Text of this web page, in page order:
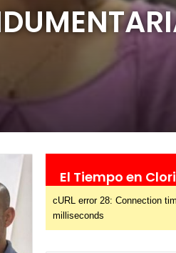
El Tiempo en
cURL error 28: Connection
milliseconds